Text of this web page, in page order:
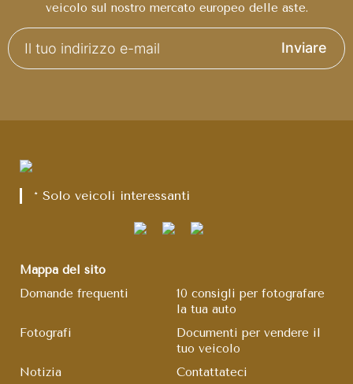
veicolo sul nostro mercato europeo delle aste.
Inviare
* Solo veicoli interessanti
Mappa del sito
Domande frequenti
10 consigli per fotografare
la tua auto
Fotografi
Documenti per vendere il
tuo veicolo
Notizia
Contattateci